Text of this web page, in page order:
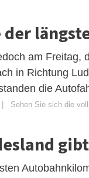
am Freitag,
in Richtung
die
Sehen Sie sich die